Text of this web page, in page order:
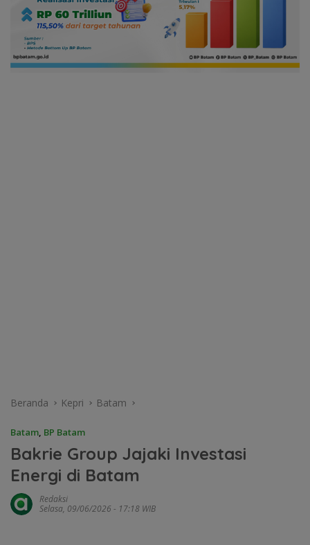
Beranda Kepri Batam
Batam, BP Batam
Bakrie Group Jajaki Investasi
Energi di Batam
Redaksi
Selasa, 09/06/2026 - 17:18 WIB